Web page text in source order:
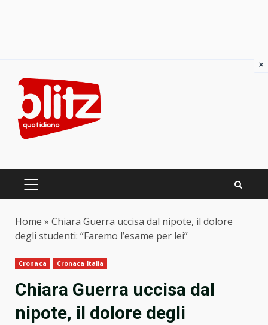
content
PRIMARY
Home » Chiara Guerra uccisa dal nipote, il dolore
degli studenti: “Faremo l’esame per lei”
Cronaca Cronaca Italia
Chiara Guerra uccisa dal
nipote, il dolore degli
×